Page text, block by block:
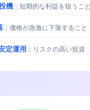
機 ：短期的な利益を狙うこと
：価格が急激に下落すること
定運用 ：リスクの高い投資